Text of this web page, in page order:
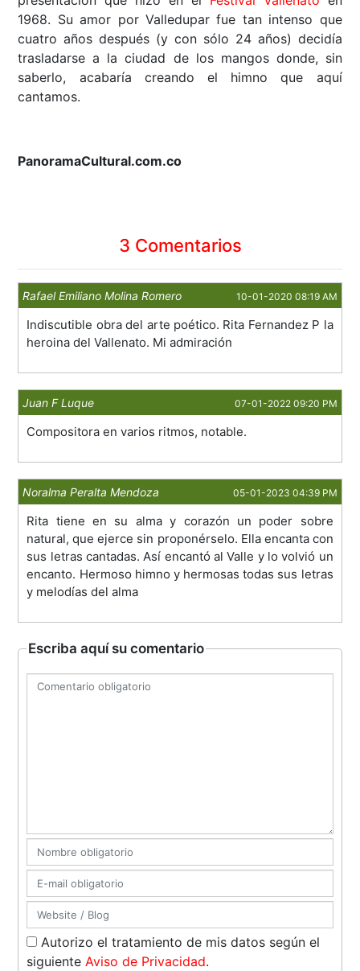
1968. Su amor por Valledupar fue tan intenso que
cuatro años después (y con sólo 24 años) decidía
trasladarse a la ciudad de los mangos donde, sin
saberlo, acabaría creando el himno que aquí
cantamos.
PanoramaCultural.com.co
3 Comentarios
Rafael Emiliano Molina Romero 10-01-2020 08:19 AM
Indiscutible obra del arte poético. Rita Fernandez P la
heroina del Vallenato. Mi admiración
Juan F Luque 07-01-2022 09:20 PM
Compositora en varios ritmos, notable.
Noralma Peralta Mendoza 05-01-2023 04:39 PM
Rita tiene en su alma y corazón un poder sobre
natural, que ejerce sin proponérselo. Ella encanta con
sus letras cantadas. Así encantó al Valle y lo volvió un
encanto. Hermoso himno y hermosas todas sus letras
y melodías del alma
Escriba aquí su comentario
Autorizo el tratamiento de mis datos según el
siguienteAviso de Privacidad.